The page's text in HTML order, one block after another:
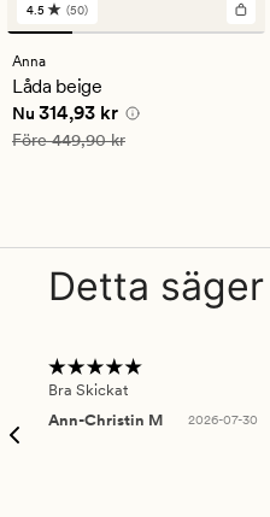
50
omdömen
med
ett
genomsnittligt
betyg
på
4.5
4.5 (50)
Anna
Låda beige
Nuvarande pris
Nu 314,93 kr
Ordinarie pris 449,90 kr
Före449,90 kr
Detta
Bra Skickat
Ann-Christin M
2026-07-30